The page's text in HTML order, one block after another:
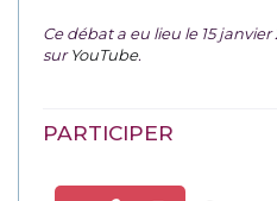
Ce débat a eu lieu le 15 janvier
surYouTube.
PARTICIPER